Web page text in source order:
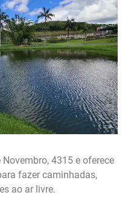
4315 e oferece
fazer caminhadas,
ao ar livre.